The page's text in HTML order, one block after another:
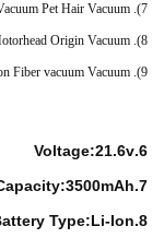
7). V8 Absolute Stick Vacuum Pet Hair Vacuum
8). V8 Motorhead, V8 Motorhead Origin Vacuum
9). V8 Carbon Fiber vacuum Vacuum
6.Voltage:21.6v
7.Capacity:3500mAh
8.Battery Type:Li-Ion שנה אחריות